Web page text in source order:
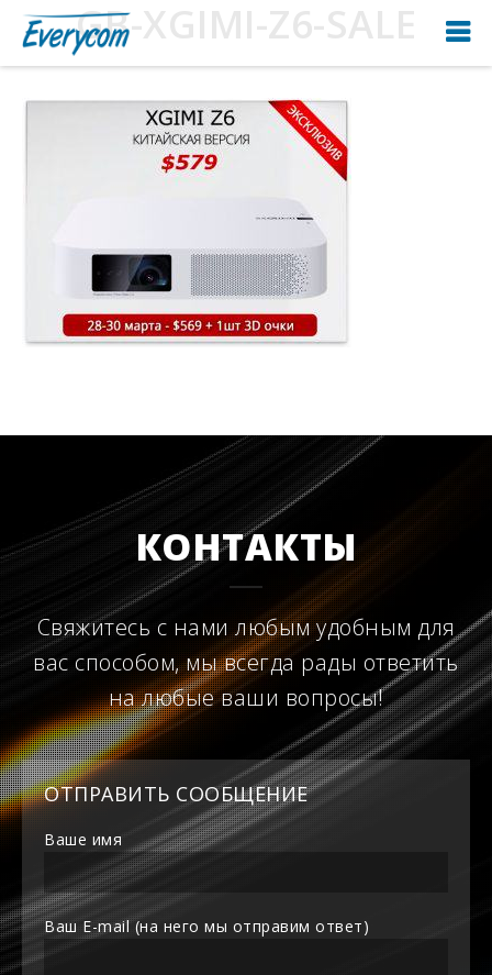
GB-XGIMI-Z6-SALE
КОНТАКТЫ
Свяжитесь с нами любым удобным для
вас способом, мы всегда рады ответить
на любые ваши вопросы!
ОТПРАВИТЬ СООБЩЕНИЕ
Ваше имя
Ваш E-mail (на него мы отправим ответ)